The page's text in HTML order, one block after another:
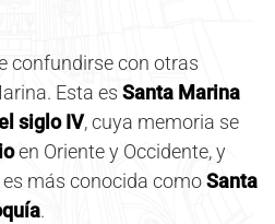
confundirse con otras
Esta es Santa Marina
siglo IV, cuya memoria se
en Oriente y Occidente, y
más conocida comoSanta
.